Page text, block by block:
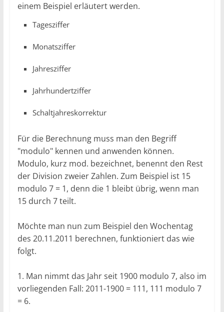
einem Beispiel erläutert werden.
Tagesziffer
Monatsziffer
Jahresziffer
Jahrhundertziffer
Schaltjahreskorrektur
Für die Berechnung muss man den Begriff
"modulo" kennen und anwenden können.
Modulo, kurz mod. bezeichnet, benennt den Rest
der Division zweier Zahlen. Zum Beispiel ist 15
modulo 7 = 1, denn die 1 bleibt übrig, wenn man
15 durch 7 teilt.
Möchte man nun zum Beispiel den Wochentag
des 20.11.2011 berechnen, funktioniert das wie
folgt.
1. Man nimmt das Jahr seit 1900 modulo 7, also im
vorliegenden Fall: 2011-1900 = 111, 111 modulo 7
= 6.